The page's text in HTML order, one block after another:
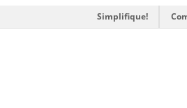
Simplifique!